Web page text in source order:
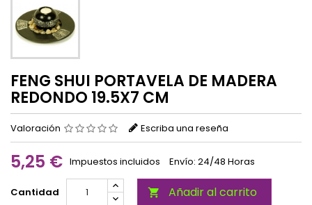
FENG SHUI PORTAVELA DE MADERA
REDONDO 19.5X7 CM
Valoración Escriba una reseña
5,25 € Impuestos incluidos Envío: 24/48 Horas
Cantidad  Añadir al carrito